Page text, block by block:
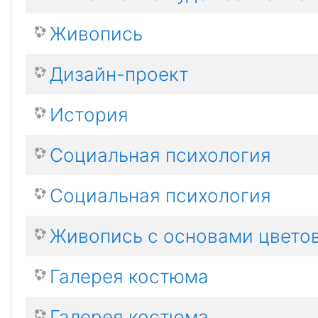
Живопись
Дизайн-проект
История
Социальная психология
Социальная психология
Живопись с основами
Галерея костюма